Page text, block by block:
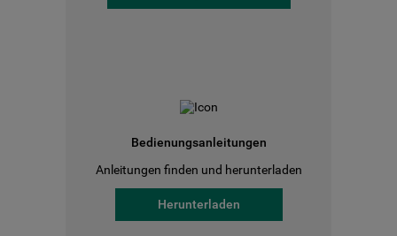
Bedienungsanleitungen
Anleitungen finden und herunterladen
Herunterladen